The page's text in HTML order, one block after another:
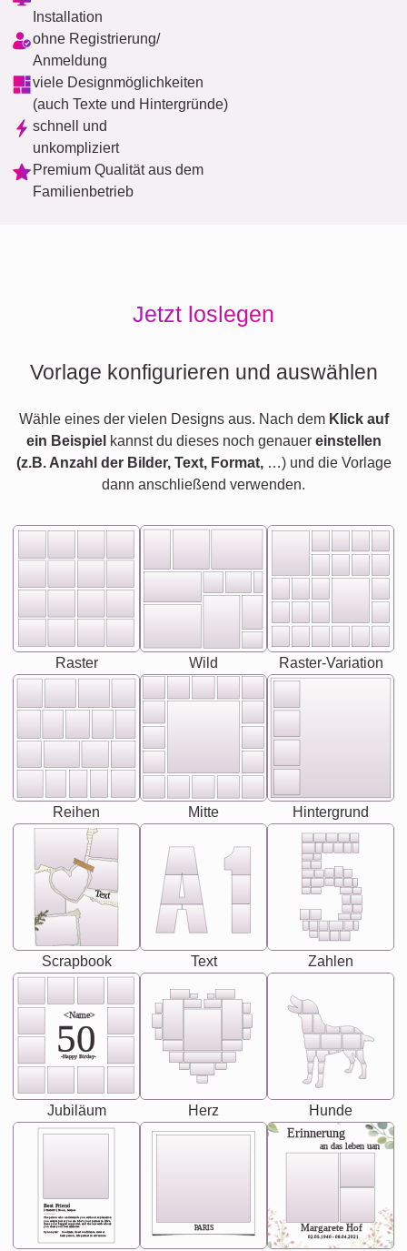
Installation
ohne Registrierung/
Anmeldung
viele Designmöglichkeiten
(auch Texte und Hintergründe)
schnell und
unkompliziert
Premium Qualität aus dem
Familienbetrieb
Jetzt loslegen
Vorlage konfigurieren und auswählen
Wähle eines der vielen Designs aus. Nach dem Klick auf
ein Beispiel kannst du dieses noch genauer einstellen
(z.B. Anzahl der Bilder, Text, Format,…) und die Vorlage
dann anschließend verwenden.
Raster Wild Raster-Variation
Reihen Mitte Hintergrund
Text
Scrapbook Text Zahlen
<Name>
50
-Happy Birday-
Jubiläum Herz Hunde
Best Friend
[<NAME>] Noun, feminie
Synonyms: Soulmate, closet confidante, sister at
heart person, life partner in adventure.
The person who understands you without explanation
you accepts just as you are. She's your partner in life's,
chaos your biggest supporter, and the one with whom
you share your best memories. PARIS
Erinnerung
an das leben uan
Margarete Hof
02.05.1940 - 08.04.2021